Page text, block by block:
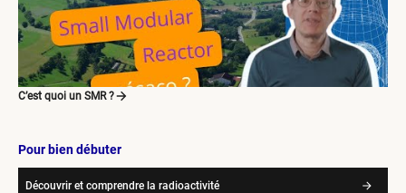
C’est quoi un SMR ?
Pour bien débuter
Découvrir et comprendre la radioactivité